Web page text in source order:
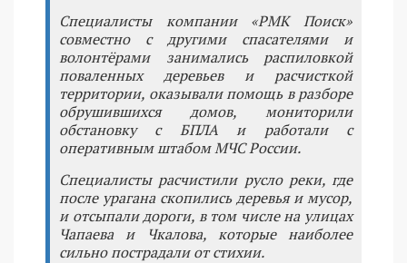
Специалисты компании «РМК Поиск»
совместно с другими спасателями и
волонтёрами занимались распиловкой
поваленных деревьев и расчисткой
территории, оказывали помощь в разборе
обрушившихся домов, мониторили
обстановку с БПЛА и работали с
оперативным штабом МЧС России.
Специалисты расчистили русло реки, где
после урагана скопились деревья и мусор,
и отсыпали дороги, в том числе на улицах
Чапаева и Чкалова, которые наиболее
сильно пострадали от стихии.